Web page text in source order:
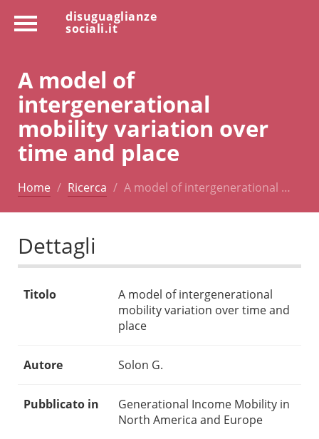
disuguaglianze
sociali.it
A model of
intergenerational
mobility variation over
time and place
Home Ricerca A model of intergenerational …
Dettagli
Titolo
A model of intergenerational
mobility variation over time and
place
Autore Solon G.
Pubblicato in
Generational Income Mobility in
North America and Europe